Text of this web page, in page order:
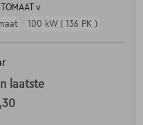
v
100 kW ( 136 PK )
laatste